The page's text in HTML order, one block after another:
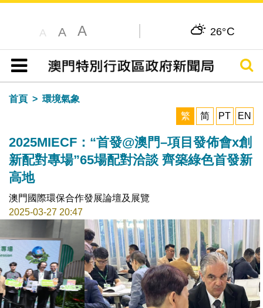
A A A 26°C
目錄
搜尋
首頁
環境氣象
繁
简 PT EN
2025MIECF：“首發@澳門–項目發佈會x創
新配對專場”65場配對洽談 齊築綠色首發新
高地
澳門國際環保合作發展論壇及展覽
2025-03-27 20:47